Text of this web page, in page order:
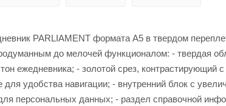
PARLIAMENT формата A5 в твердом
до мелочей функционалом: - твердая
ежедневника; - золотой срез,
для удобства навигации; - внутренний блок с
персональных данных; - раздел справочной